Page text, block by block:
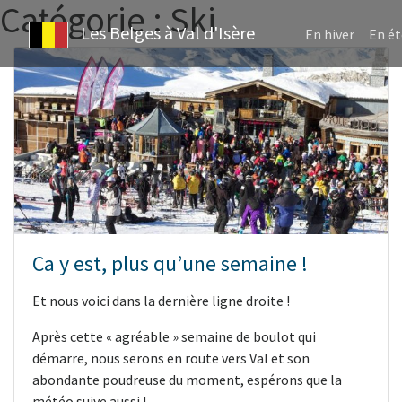
Les Belges à Val d'Isère En hiver En
Catégorie :Ski
Ca y est, plus qu’une semaine !
Et nous voici dans la dernière ligne droite !
Après cette « agréable » semaine de boulot qui
démarre, nous serons en route vers Val et son
abondante poudreuse du moment, espérons que la